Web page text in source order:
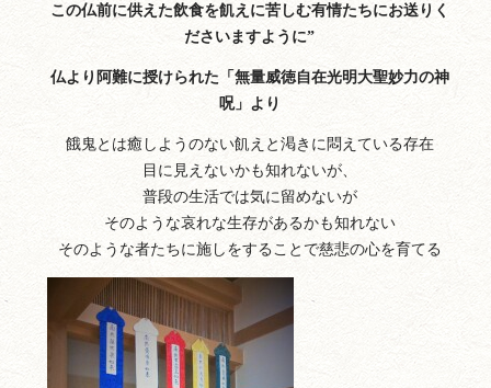
この仏前に供えた飲食を飢えに苦しむ有情たちにお送りく
ださいますように”
仏より阿難に授けられた「無量威徳自在光明大聖妙力の神
呪」より
餓鬼とは癒しようのない飢えと渇きに悶えている存在
目に見えないかも知れないが、
普段の生活では気に留めないが
そのような哀れな生存があるかも知れない
そのような者たちに施しをすることで慈悲の心を育てる